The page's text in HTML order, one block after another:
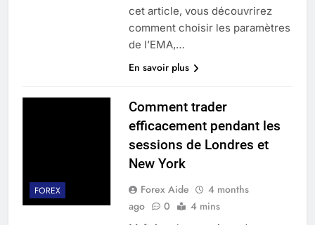
cet article, vous découvrirez
comment choisir les paramètres
de l’EMA,…
En savoir plus
FOREX
Comment trader
efficacement pendant les
sessions de Londres et
New York
Forex Aide
4 months
ago
0 4 mins